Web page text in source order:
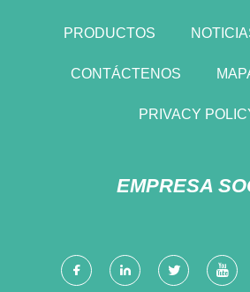
PRODUCTOS
CONTÁCTENOS
PRIVACY
EMPRESA